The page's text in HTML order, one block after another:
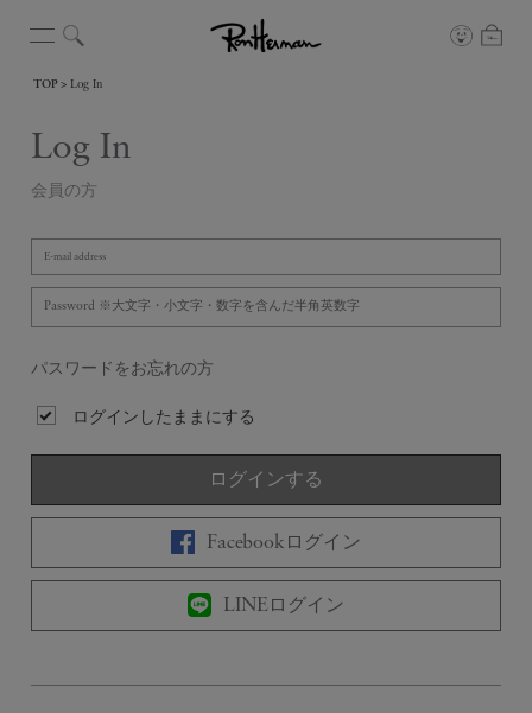
TOP Log In
Log In
会員の方
パスワードをお忘れの方
ログインしたままにする
ログインする
Facebookログイン
LINEログイン